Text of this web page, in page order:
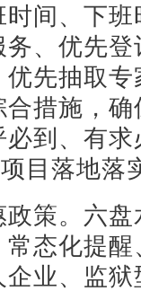
间、下班
、优先
先抽取
措施，
到、有
目落地落
策。六盘
态化提
业、监